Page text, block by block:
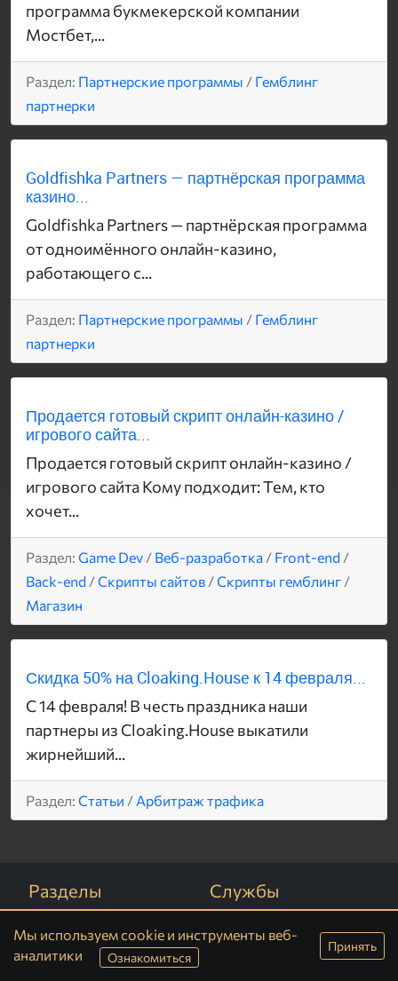
программа букмекерской компании
Мостбет,...
Раздел: Партнерские программы / Гемблинг
партнерки
Goldfishka Partners — партнёрская программа
казино...
Goldfishka Partners — партнёрская программа
от одноимённого онлайн-казино,
работающего с...
Раздел: Партнерские программы / Гемблинг
партнерки
Продается готовый скрипт онлайн-казино /
игрового сайта...
Продается готовый скрипт онлайн-казино /
игрового сайта Кому подходит: Тем, кто
хочет...
Раздел: Game Dev / Веб-разработка / Front-end /
Back-end /Скрипты сайтов /Скрипты гемблинг /
Магазин
Скидка 50% на Cloaking.House к 14 февраля...
С 14 февраля! В честь праздника наши
партнеры из Cloaking.House выкатили
жирнейший...
Раздел: Статьи / Арбитраж трафика
Разделы
Все отзывы
Службы
Мы используем cookie и инструменты веб-
аналитики
Ознакомиться
Принять